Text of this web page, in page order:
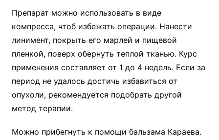
Препарат можно использовать в виде
компресса, чтоб избежать операции. Нанести
линимент, покрыть его марлей и пищевой
пленкой, поверх обернуть теплой тканью. Курс
применения составляет от 1 до 4 недель. Если за
период не удалось достичь избавиться от
опухоли, рекомендуется подобрать другой
метод терапии.
Можно прибегнуть к помощи бальзама Караева.